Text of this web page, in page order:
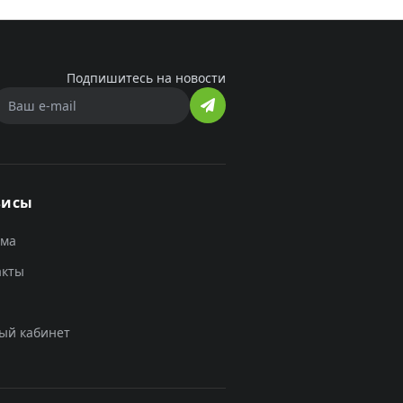
Подпишитесь на новости
кабинет